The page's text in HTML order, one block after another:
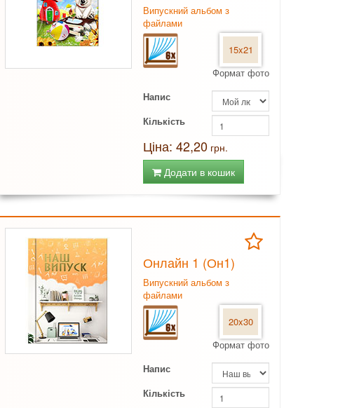
Випускний альбом з
файлами
15x21
Формат фото
Напис
Кількість
Ціна: 42,20грн.
Додати в кошик
Онлайн 1 (Он1)
Випускний альбом з
файлами
20x30
Формат фото
Напис
Кількість